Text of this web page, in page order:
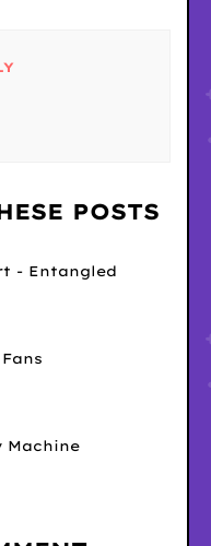
POSTS
- Entangled
Machine